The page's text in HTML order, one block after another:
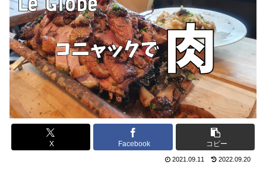
X Facebook コピー
2021.09.11 2022.09.20